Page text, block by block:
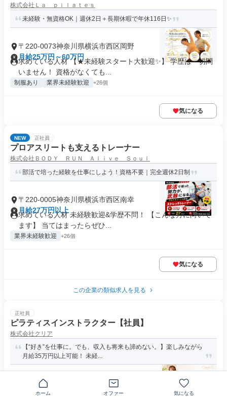
株式会社Ｌａ ｐｉｌａｔｅｓ
未経験・無資格OK｜週休2日＋長期休暇で年休116日✨
〒220-0073神奈川県横浜市西区岡野
月給25万円～60万円
求めている人材 【★未経験スタート大歓迎✨】 学歴は一切問
いません！ 資格がなくても...
制服あり 業界未経験歓迎 +26個
気になる
NEW 正社員
プロアスリートも支えるトレーナー
株式会社ＢＯＤＹ ＲＵＮ Ａｌｉｖｅ Ｓｏｕｌ
部活で培った経験を仕事にしよう！資格不要｜完全週休2日制
〒220-0005神奈川県横浜市西区南幸
月給27万円以上
求めている人材 未経験歓迎&学歴不問！ 【こんな方に向いて
ます】 当てはまったらぜひ...
業界未経験歓迎 +26個
気になる
この企業の類似求人を見る
正社員
ピラティスインストラクター【社員】
株式会社クリア
【“好き”を仕事に。でも、収入も将来も諦めない。】楽しみながら
月給35万円以上可能！ 未経...
神奈川県横浜市西区高島
月給30万円～42万円
求める人材: ━━━━━━━━━━━━━━━ ■ こんな方を歓
ホーム オファー 気になる